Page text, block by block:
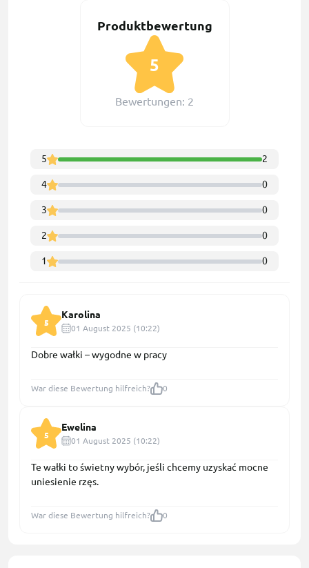
Produktbewertung
5
Bewertungen: 2
5 2
4 0
3 0
2 0
1 0
5
Karolina
01 August 2025 (10:22)
Dobre wałki – wygodne w pracy
War diese Bewertung hilfreich? 0
5
Ewelina
01 August 2025 (10:22)
Te wałki to świetny wybór, jeśli chcemy uzyskać mocne
uniesienie rzęs.
War diese Bewertung hilfreich? 0